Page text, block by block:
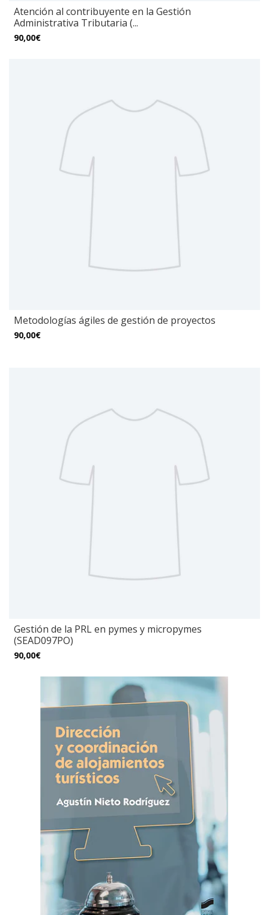
Atención al contribuyente en la Gestión
Administrativa Tributaria (...
90,00€
Metodologías ágiles de gestión de proyectos
90,00€
Gestión de la PRL en pymes y micropymes
(SEAD097PO)
90,00€